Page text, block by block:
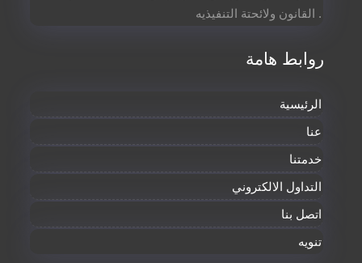
القانون ولائحتة التنفيذيه .
روابط هامة
الرئيسية
عنا
خدمتنا
التداول الالكتروني
اتصل بنا
تنويه